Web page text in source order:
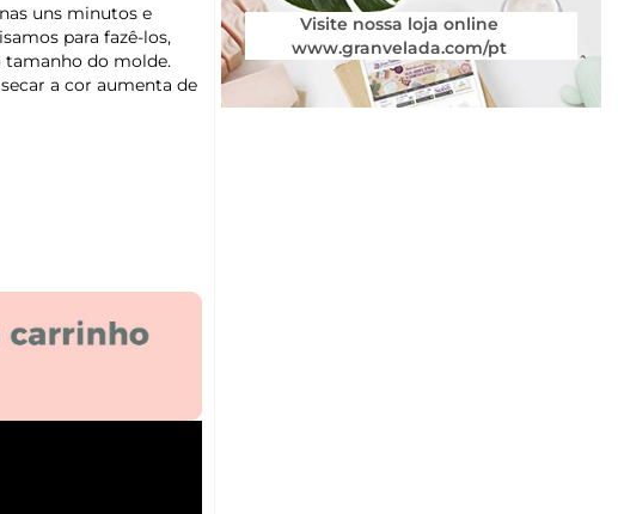
uns minutos e
para fazê-los,
tamanho do molde.
a cor aumenta de
Visite nossa loja online
www.granvelada.com/pt